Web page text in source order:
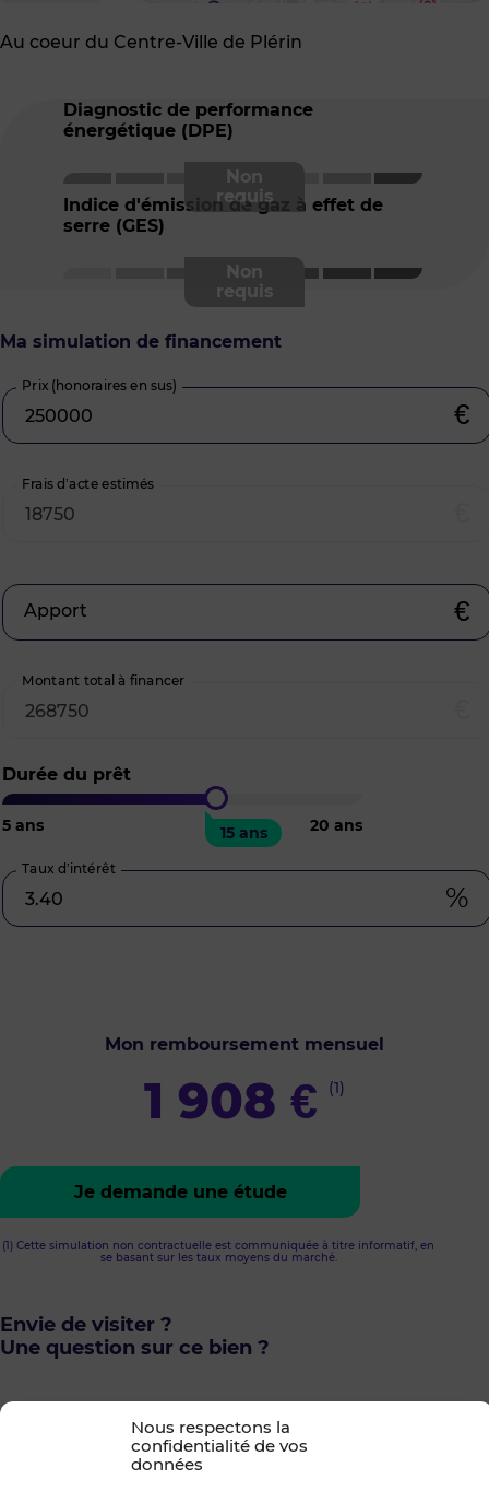
Nous respectons la
confidentialité de vos
données
Au coeur du Centre-Ville de Plérin
Diagnostic de performance
énergétique (DPE)
Indice d'émission de gaz à effet de
serre (GES)
Ma simulation de financement
Prix (honoraires en sus)
€
Frais d’acte estimés
Apport €
Montant total à financer
Durée du prêt
5 ans 20 ans
15 ans
Taux d’intérêt
%
Mon remboursement mensuel
1 908 € (1)
Je demande une étude
(1) Cette simulation non contractuelle est communiquée à titre informatif, en
se basant sur les taux moyens du marché.
Envie de visiter ?
Une question sur ce bien ?
Votre interlocuteur